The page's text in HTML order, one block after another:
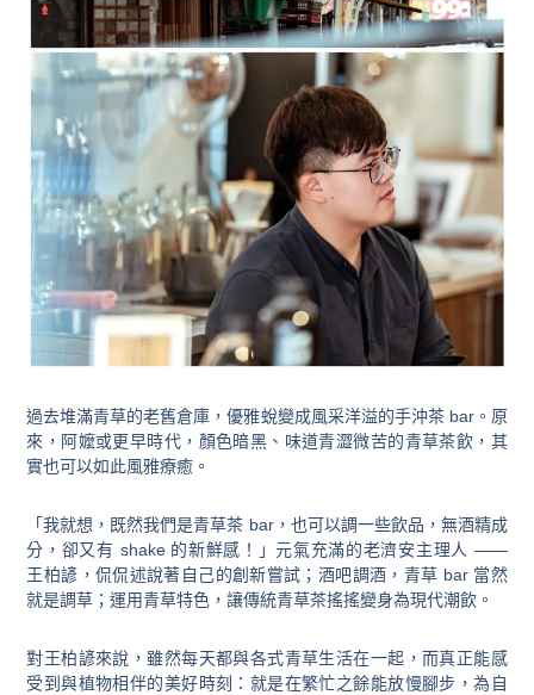
過去堆滿青草的老舊倉庫，優雅蛻變成風采洋溢的手沖茶 bar。原
來，阿嬤或更早時代，顏色暗黑、味道青澀微苦的青草茶飲，其
實也可以如此風雅療癒。
「我就想，既然我們是青草茶 bar，也可以調一些飲品，無酒精成
分，卻又有 shake 的新鮮感！」元氣充滿的老濟安主理人 ——
王柏諺，侃侃述說著自己的創新嘗試；酒吧調酒，青草 bar 當然
就是調草；運用青草特色，讓傳統青草茶搖搖變身為現代潮飲。
對王柏諺來說，雖然每天都與各式青草生活在一起，而真正能感
受到與植物相伴的美好時刻：就是在繁忙之餘能放慢腳步，為自